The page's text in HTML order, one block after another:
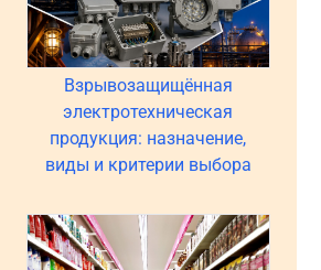
Взрывозащищённая
электротехническая
продукция: назначение,
виды и критерии выбора